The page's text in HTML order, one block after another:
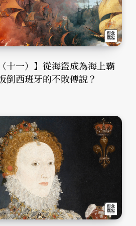
十一）】從海盜成為海上霸
倒西班牙的不敗傳說？